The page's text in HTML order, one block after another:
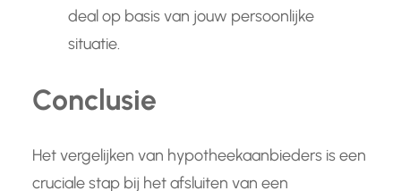
deal op basis van jouw persoonlijke
situatie.
Conclusie
Het vergelijken van hypotheekaanbieders is een
cruciale stap bij het afsluiten van een